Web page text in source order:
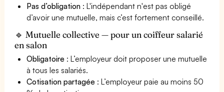
Pas d’obligation : L'indépendant n'est pas obligé
d’avoir une mutuelle, mais c’est fortement conseillé.
🔹 Mutuelle collective — pour un coiffeur salarié
en salon
Obligatoire : L’employeur doit proposer une mutuelle
à tous les salariés.
Cotisation partagée : L’employeur paie au moins 50